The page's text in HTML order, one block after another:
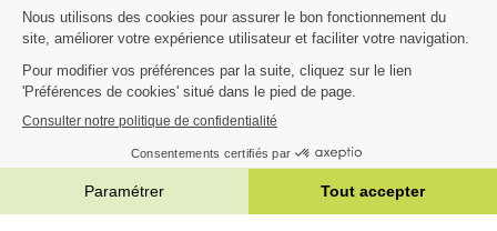
27,32 €
  AJOUTER AU PANIER
contact@matijardin.fr 04 81 120 120
Matijardin
Infos pratiques
|Réalisation